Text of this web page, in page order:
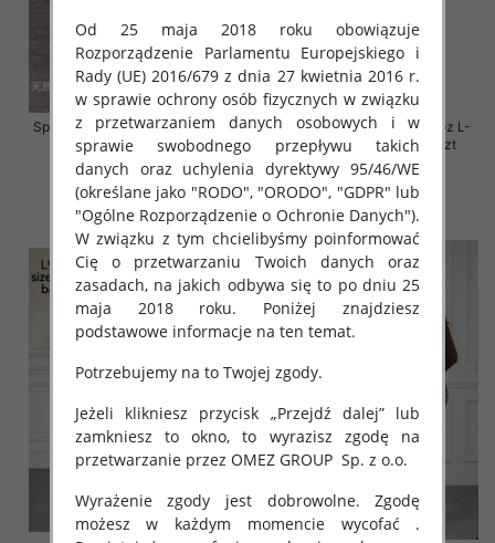
Spodnie damskie jeansy Roz 30-
38, 1 Kolor Paczka 10 szt
57.00 zł
szczegóły
Spodnie damskie jeansy Roz L-
4XL, 1 Kolor Paczka 12 szt
54.00 zł
szczegóły
Od 25 maja 2018 roku obowiązuje
Rozporządzenie Parlamentu Europejskiego i
Rady (UE) 2016/679 z dnia 27 kwietnia 2016 r.
w sprawie ochrony osób fizycznych w związku
z przetwarzaniem danych osobowych i w
sprawie swobodnego przepływu takich
danych oraz uchylenia dyrektywy 95/46/WE
(określane jako "RODO", "ORODO", "GDPR" lub
"Ogólne Rozporządzenie o Ochronie Danych").
W związku z tym chcielibyśmy poinformować
Cię o przetwarzaniu Twoich danych oraz
zasadach, na jakich odbywa się to po dniu 25
maja 2018 roku. Poniżej znajdziesz
podstawowe informacje na ten temat.
Potrzebujemy na to Twojej zgody.
Jeżeli klikniesz przycisk „Przejdź dalej” lub
zamkniesz to okno, to wyrazisz zgodę na
przetwarzanie przez OMEZ GROUP Sp. z o.o.
Wyrażenie zgody jest dobrowolne. Zgodę
możesz w każdym momencie wycofać .